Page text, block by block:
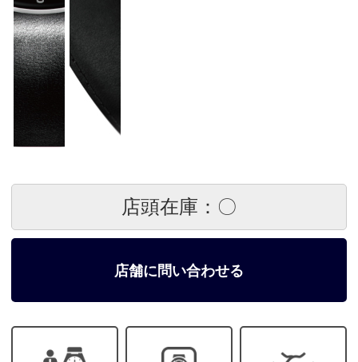
店頭在庫：〇
店舗に問い合わせる